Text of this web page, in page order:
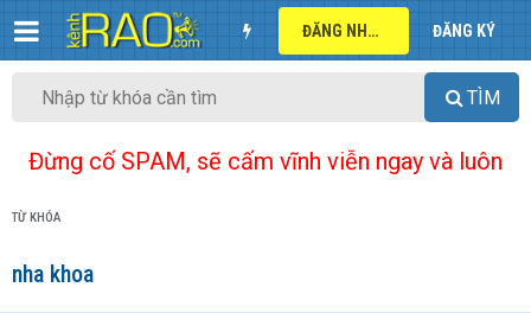
ĐĂNG NHẬP ĐĂNG KÝ
TÌM
Đừng cố SPAM, sẽ cấm vĩnh viễn ngay và luôn
TỪ KHÓA
nha khoa